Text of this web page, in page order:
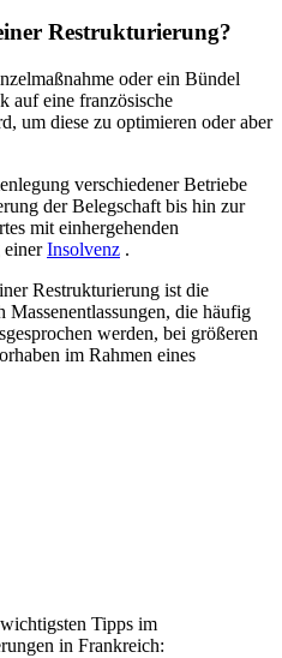
Restrukturierung?
oder ein Bündel
auf eine französische
um diese zu optimieren oder aber
verschiedener Betriebe
der Belegschaft bis hin zur
mit einhergehenden
einerInsolvenz .
Restrukturierung ist die
die häufig
werden, bei größeren
im Rahmen eines
Tipps im
in Frankreich: